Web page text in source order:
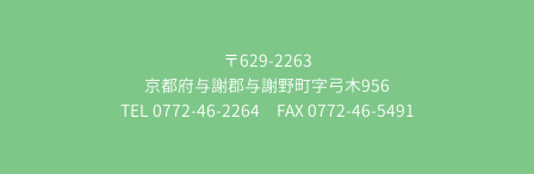
〒629-2263
京都府与謝郡与謝野町字弓木956
TEL 0772-46-2264 FAX 0772-46-5491